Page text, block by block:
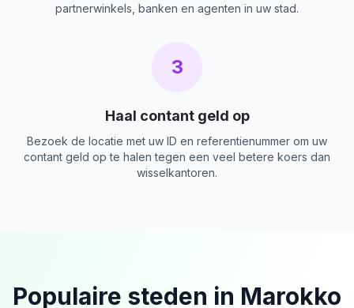
partnerwinkels, banken en agenten in uw stad.
3
Haal contant geld op
Bezoek de locatie met uw ID en referentienummer om uw
contant geld op te halen tegen een veel betere koers dan
wisselkantoren.
Populaire steden in Marokko